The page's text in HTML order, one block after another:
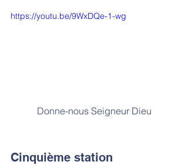
https://youtu.be/9WxDQe-1-wg
Donne-nous Seigneur Dieu
Cinquième station